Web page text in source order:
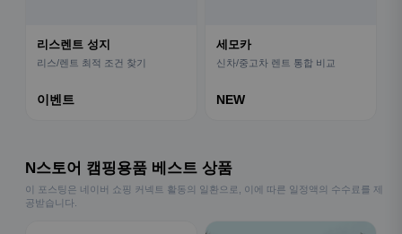
리스렌트 성지
리스/렌트 최적 조건 찾기
이벤트
세모카
신차/중고차 렌트 통합 비교
NEW
N스토어 캠핑용품 베스트 상품
이 포스팅은 네이버 쇼핑 커넥트 활동의 일환으로, 이에 따른 일정액의 수수료를 제
공받습니다.